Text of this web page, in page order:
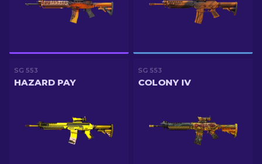
SG 553
HAZARD PAY
SG 553
COLONY IV